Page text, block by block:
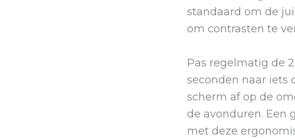
standaard om de
om contrasten te
Pas regelmatig de
seconden naar iets
scherm af op de
de avonduren. Een
met deze